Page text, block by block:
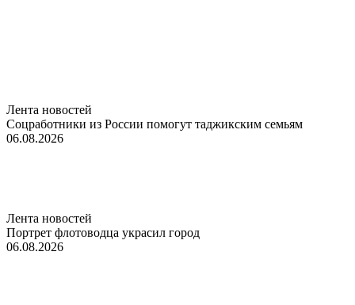
Лента новостей
Соцработники из России помогут таджикским семьям
06.08.2026
Лента новостей
Портрет флотоводца украсил город
06.08.2026